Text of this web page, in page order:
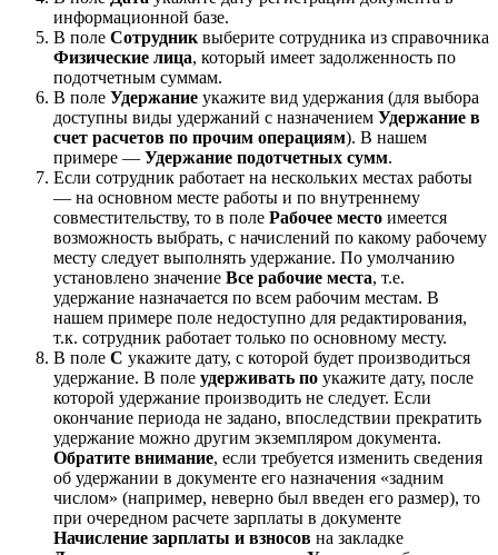
информационной базе.
В поле Сотрудник выберите сотрудника из справочника
Физические лица, который имеет задолженность по
подотчетным суммам.
В поле Удержание укажите вид удержания (для выбора
доступны виды удержаний с назначением Удержание в
счет расчетов по прочим операциям). В нашем
примере — Удержание подотчетных сумм.
Если сотрудник работает на нескольких местах работы
— на основном месте работы и по внутреннему
совместительству, то в поле Рабочее место имеется
возможность выбрать, с начислений по какому рабочему
месту следует выполнять удержание. По умолчанию
установлено значение Все рабочие места, т.е.
удержание назначается по всем рабочим местам. В
нашем примере поле недоступно для редактирования,
т.к. сотрудник работает только по основному месту.
В поле С укажите дату, с которой будет производиться
удержание. В поле удерживать по укажите дату, после
которой удержание производить не следует. Если
окончание периода не задано, впоследствии прекратить
удержание можно другим экземпляром документа.
Обратите внимание, если требуется изменить сведения
об удержании в документе его назначения «задним
числом» (например, неверно был введен его размер), то
при очередном расчете зарплаты в документе
Начисление зарплаты и взносов на закладке